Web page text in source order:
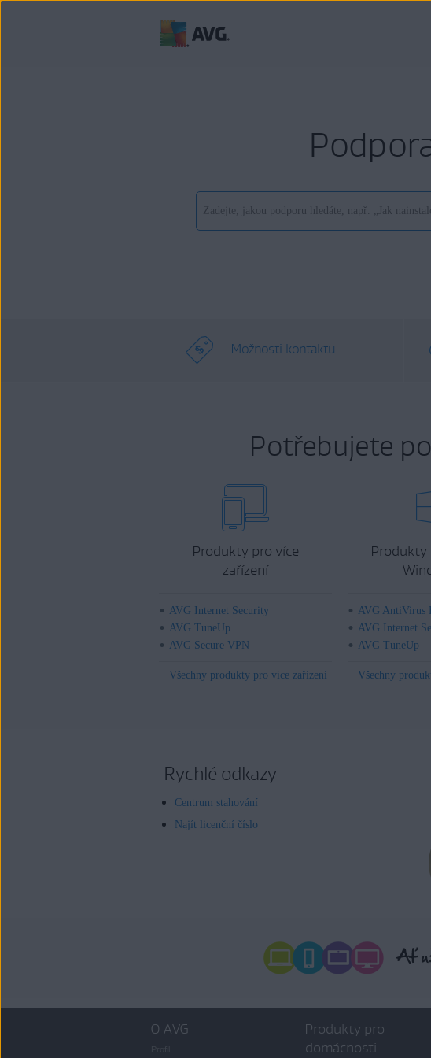
Možnosti kontaktu
Potřebujete
Produkty pro více
zařízení
AVG Internet Security
AVG TuneUp
AVG Secure VPN
Všechny produkty pro více zařízení
Produkty
AVG AntiVirus
AVG Internet
AVG TuneUp
Všechny
Rychlé odkazy
Centrum stahování
Najít licenční číslo
O AVG
Produkty pro
domácnosti